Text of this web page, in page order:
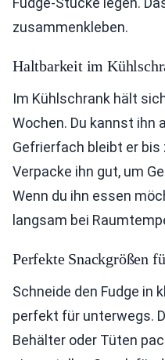
zusammenkleben.
Haltbarkeit im
Im Kühlschrank hält
Wochen. Du kannst ihn
Gefrierfach bleibt er
Verpacke ihn gut, um
Wenn du ihn essen
langsam bei
Perfekte Snackgrößen
Schneide den Fudge in
perfekt für unterwegs.
Behälter oder Tüten